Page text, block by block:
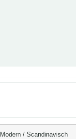
Modern / Scandinavisch